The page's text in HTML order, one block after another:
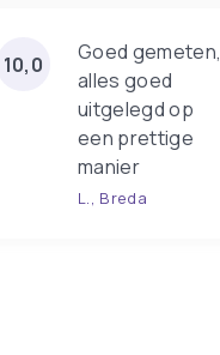
10,0
Goed
alles goed
uitgelegd op
een prettige
manier
L., Breda